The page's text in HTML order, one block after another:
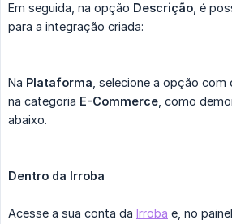
Em seguida, na opção Descrição , é
para a integração criada:
Na Plataforma , selecione a opção
na categoria E-Commerce , como
abaixo.
Dentro da Irroba
Acesse a sua conta da Irroba e, no